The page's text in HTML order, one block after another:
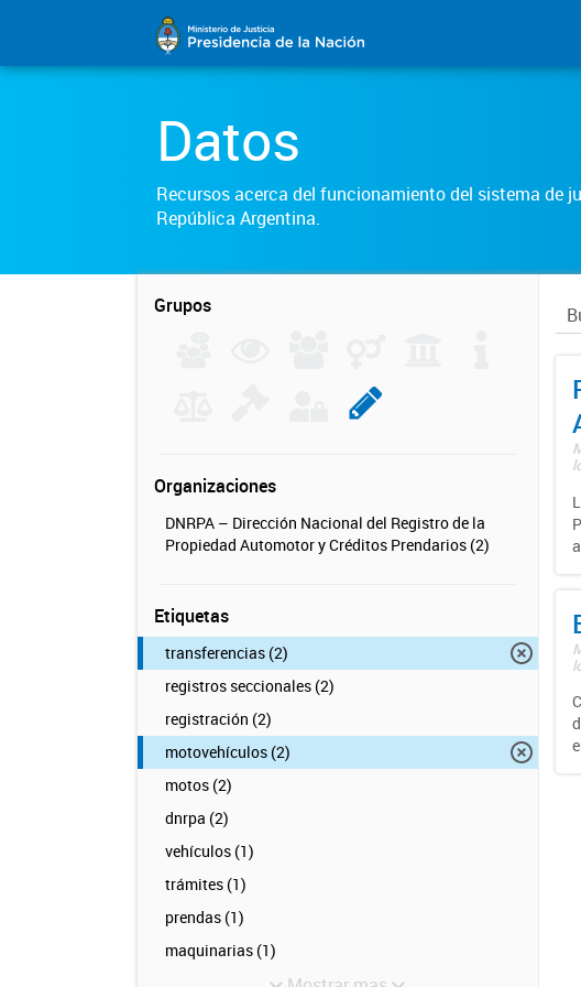
Datos
Recursos acerca del funcionamiento del sistema de
República Argentina.
Grupos
Organizaciones
DNRPA – Dirección Nacional del Registro de la
Propiedad Automotor y Créditos Prendarios (2)
Etiquetas
transferencias (2)
registros seccionales (2)
registración (2)
motovehículos (2)
motos (2)
dnrpa (2)
vehículos (1)
trámites (1)
prendas (1)
maquinarias (1)